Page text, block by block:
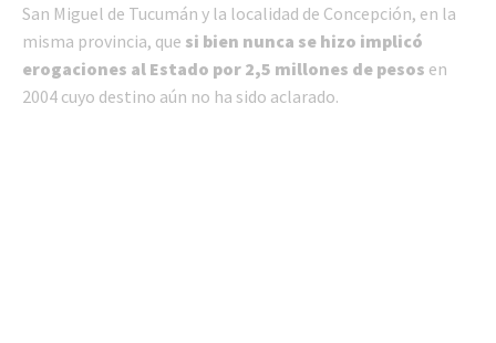
San Miguel de Tucumán y la localidad de Concepción, en la
misma provincia, que si bien nunca se hizo implicó
erogaciones al Estado por 2,5 millones de pesos en
2004 cuyo destino aún no ha sido aclarado.